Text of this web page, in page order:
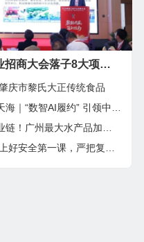
广州南沙区珠江街：产业招商大会落子8大项目，邀湾区客商抢占“南沙站”红利
庆市黎氏大正传统食品
AI履约” 引领中大件出海新基建
水产品加工项目在南沙正式投产
第一课，严把复工复产安全关